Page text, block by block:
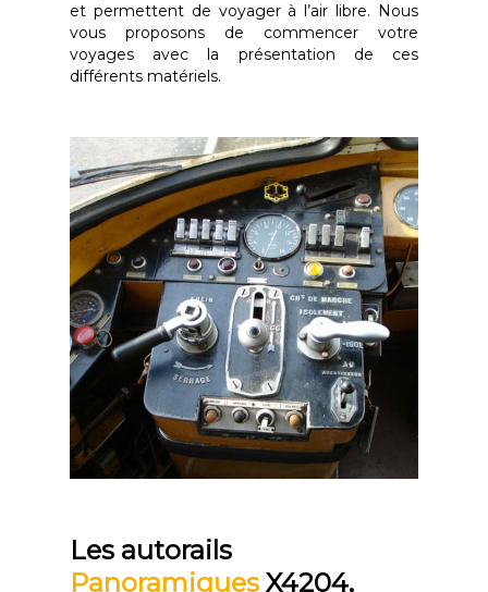
et permettent de voyager à l’air libre. Nous
vous proposons de commencer votre
voyages avec la présentation de ces
différents matériels.
Les autorails
PanoramiquesX4204,